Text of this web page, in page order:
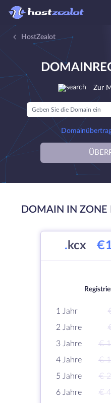
HostZealot
Zur
DOMAIN IN ZONE
. kcx
1 Jahr
2 Jahre
3 Jahre
€
4 Jahre
€
5 Jahre
€
6 Jahre
€